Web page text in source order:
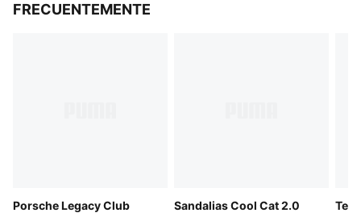
FRECUENTEMENTE
Porsche Legacy Club
Sandalias Cool Cat 2.0